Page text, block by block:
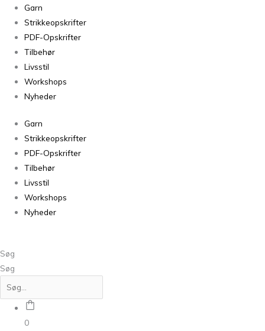
Garn
Strikkeopskrifter
PDF-Opskrifter
Tilbehør
Livsstil
Workshops
Nyheder
Garn
Strikkeopskrifter
PDF-Opskrifter
Tilbehør
Livsstil
Workshops
Nyheder
Søg
Søg
0
Fruktig
intarsia
barn
antal